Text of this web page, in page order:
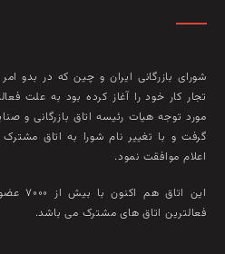
تجار کار خود را آغاز کرده بود به علت
مورد توجه هيات رئيسه اتاق بازرگانی و
گرفت و با تغيير نام شورا به اتاق مشترک
اعلام موافقت نمود.
این اتاق
فعالترين اتاق‌ های مشترک می باشد.